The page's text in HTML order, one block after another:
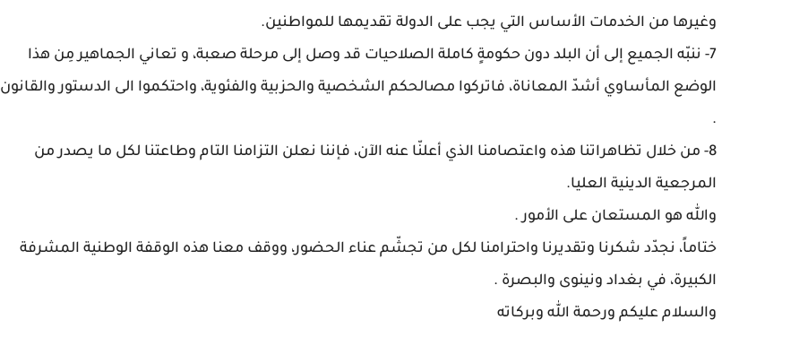
وغيرها من الخدمات الأساس التي يجب على الدولة تقديمها للمواطنين.
7- ننبّه الجميع إلى أن البلد دون حكومةٍ كاملة الصلاحيات قد وصل إلى مرحلة صعبة، و تعاني الجماهير مِن هذا
الوضع المأساوي أشدّ المعاناة، فاتركوا مصالحكم الشخصية والحزبية والفئوية، واحتكموا الى الدستور والقانون
.
8- من خلال تظاهراتنا هذه واعتصامنا الذي أعلنّا عنه الآن، فإننا نعلن التزامنا التام وطاعتنا لكل ما يصدر من
المرجعية الدينية العليا.
والله هو المستعان على الأمور .
ختاماً، نجدّد شكرنا وتقديرنا واحترامنا لكل من تجشّم عناء الحضور، ووقف معنا هذه الوقفة الوطنية المشرفة
الكبيرة، في بغداد ونينوى والبصرة .
والسلام عليكم ورحمة الله وبركاته